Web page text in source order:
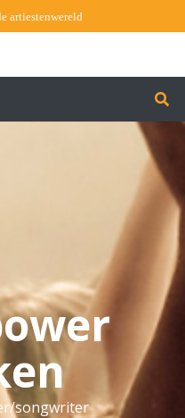
artiestenwereld
songwriter